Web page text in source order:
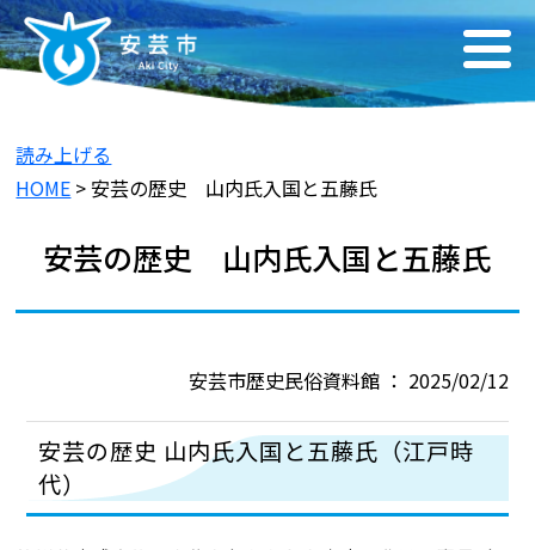
読み上げる
HOME > 安芸の歴史 山内氏入国と五藤氏
安芸の歴史 山内氏入国と五藤氏
安芸市歴史民俗資料館 ： 2025/02/12
安芸の歴史 山内氏入国と五藤氏（江戸時
代）